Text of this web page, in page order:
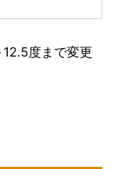
度まで変更